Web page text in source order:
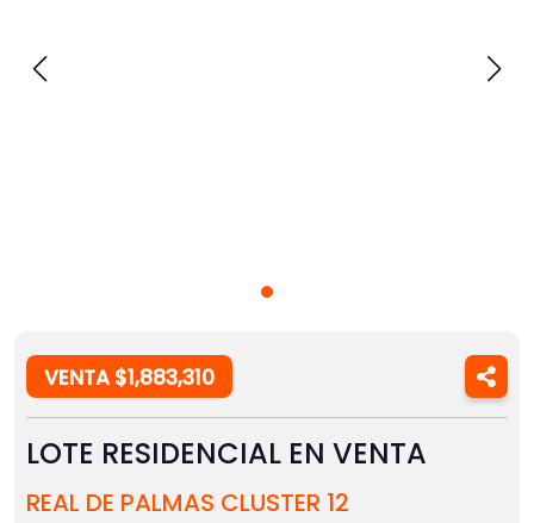
VENTA $1,883,310
LOTE RESIDENCIAL EN VENTA
REAL DE PALMAS CLUSTER 12